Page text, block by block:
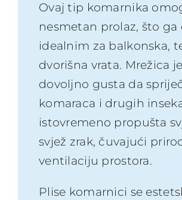
Ovaj tip komarnika
nesmetan prolaz, što ga
idealnim za balkonska,
dvorišna vrata. Mrežica je
dovoljno gusta da
komaraca i drugih
istovremeno propušta
svjež zrak, čuvajući
ventilaciju prostora.
Plise komarnici se